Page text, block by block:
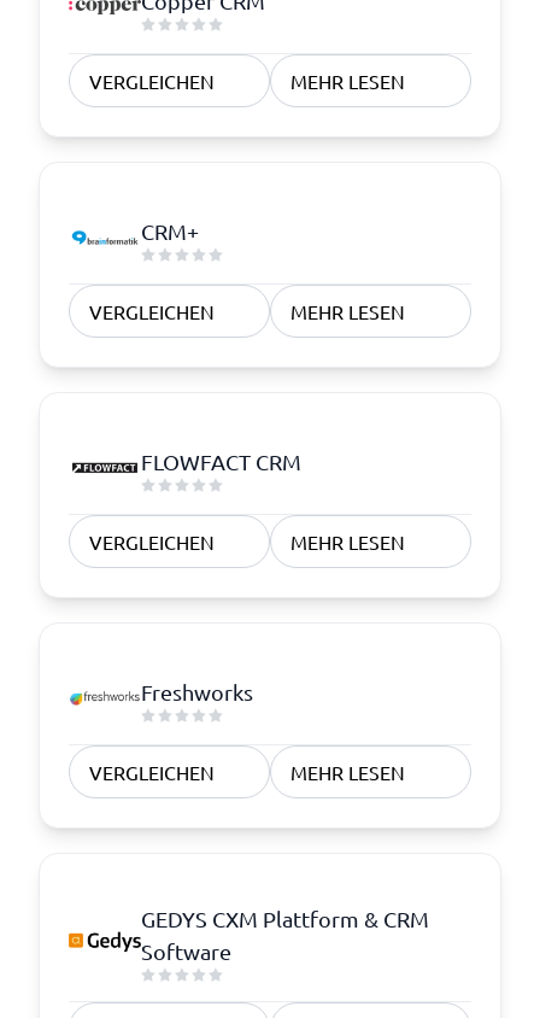
VERGLEICHEN MEHR LESEN
CRM+
VERGLEICHEN MEHR LESEN
FLOWFACT CRM
VERGLEICHEN MEHR LESEN
Freshworks
VERGLEICHEN MEHR LESEN
GEDYS CXM Plattform & CRM
Software